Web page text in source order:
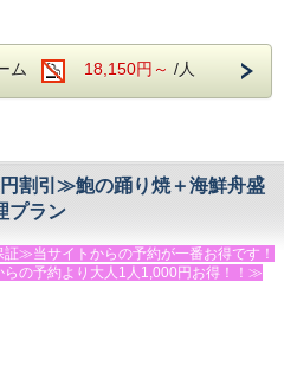
スオオカブト・マンディブラリスフタマタ
載のクワガタ・カブトムシがすべてご覧
ません。あらかじめご了承ください。
報☆★☆－－
車で３分
で車で１０分
まで車で１５分
ｏｏ（イズー）まで車で１５分
で２５分
まで車４０分
公園まで車で４０分
２駐車場あり（９台・無料）
は送迎がありますので、今井浜海岸駅に
い。
ン・チェックアウト時に限らせていただき
お部屋にお持ちいたします。
鯛の煮付（切り身）が付く、お得なプラ
2人前の刺身と煮つけです。実際は皿盛
の煮つけになります。
てパンと、サラダ・卵料理・果物などの
。
牛乳はお替り自由）
ニュー（税抜表記）
り・鬼殻焼き・ボイル等（１匹 ４，００
ム 18,150円～ /人
割引≫鮑の踊り焼＋海鮮舟盛
プラン
≫当サイトからの予約が一番お得です！
の予約より大人1人1,000円お得！！≫
心・安全認証宿泊施設★★★です！！！